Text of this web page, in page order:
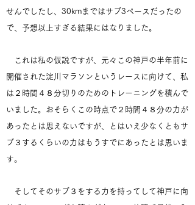
せんでしたし、30kmまではサブ3ペースだったの
で、予想以上すぎる結果にはなりました。
これは私の仮説ですが、元々この神戸の半年前に
開催された淀川マラソンというレースに向けて、私
は２時間４８分切りのためのトレーニングを積んで
いました。おそらくこの時点で２時間４８分の力が
あったとは思えないですが、とはいえ少なくともサ
ブ３するくらいの力はもうすでにあったとは思いま
す。
そしてそのサブ３をする力を持ってして神戸に向